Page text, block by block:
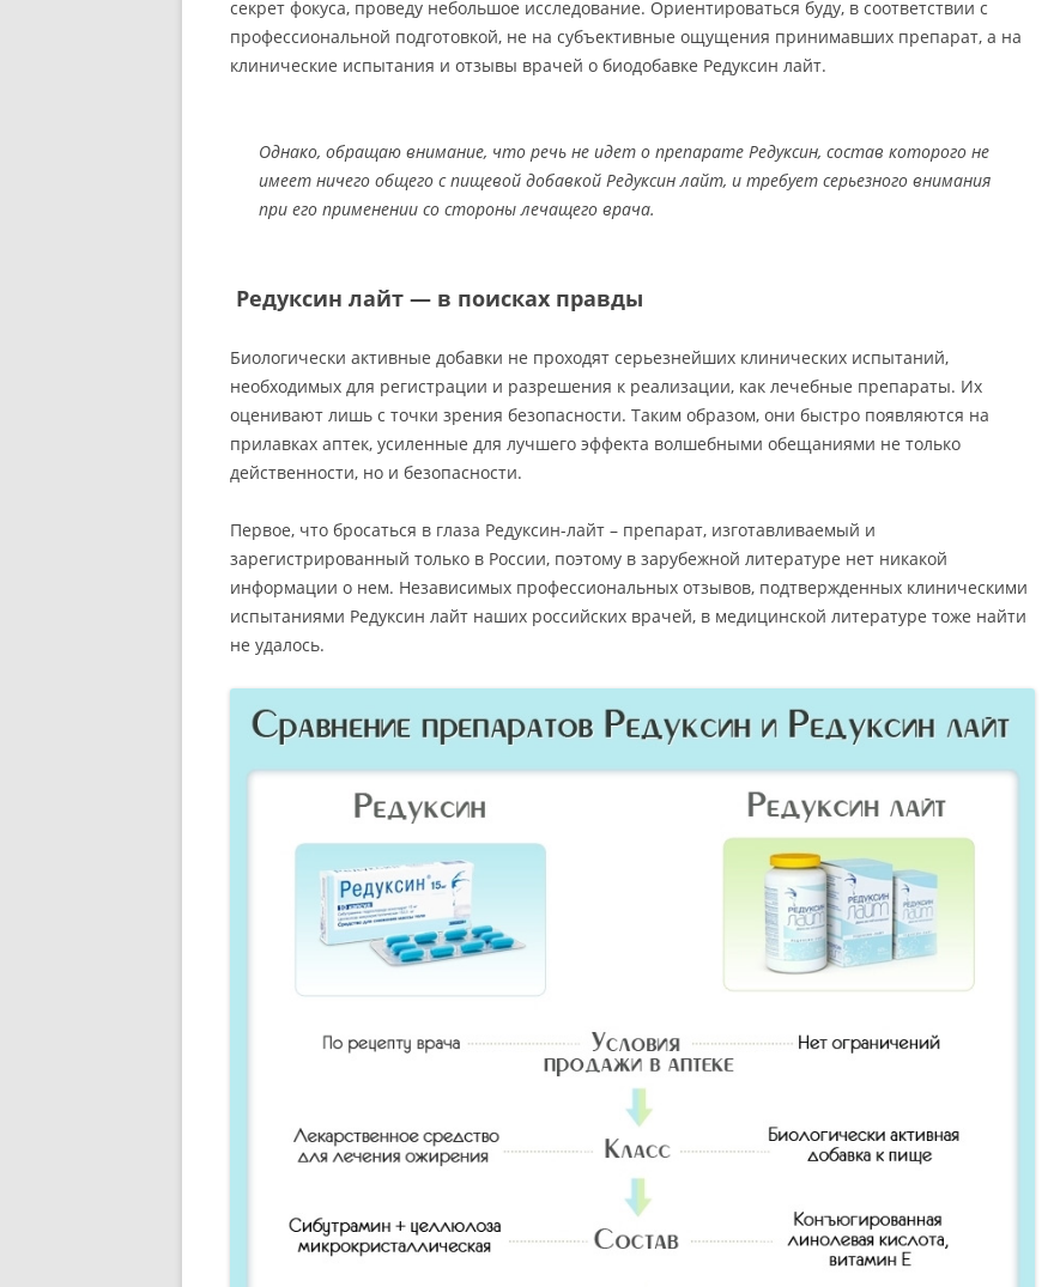
секрет фокуса, проведу небольшое исследование. Ориентироваться буду, в соответствии с
профессиональной подготовкой, не на субъективные ощущения принимавших препарат, а на
клинические испытания и отзывы врачей о биодобавке Редуксин лайт.
Однако, обращаю внимание, что речь не идет о препарате Редуксин, состав которого не
имеет ничего общего с пищевой добавкой Редуксин лайт, и требует серьезного внимания
при его применении со стороны лечащего врача.
Редуксин лайт — в поисках правды
Биологически активные добавки не проходят серьезнейших клинических испытаний,
необходимых для регистрации и разрешения к реализации, как лечебные препараты. Их
оценивают лишь с точки зрения безопасности. Таким образом, они быстро появляются на
прилавках аптек, усиленные для лучшего эффекта волшебными обещаниями не только
действенности, но и безопасности.
Первое, что бросаться в глаза Редуксин-лайт – препарат, изготавливаемый и
зарегистрированный только в России, поэтому в зарубежной литературе нет никакой
информации о нем. Независимых профессиональных отзывов, подтвержденных клиническими
испытаниями Редуксин лайт наших российских врачей, в медицинской литературе тоже найти
не удалось.